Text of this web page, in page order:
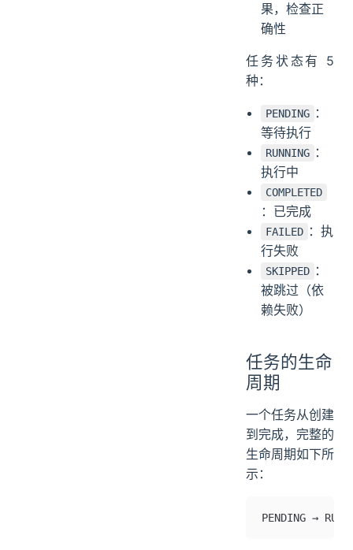
果，检查正
确性
任务状态有 5
种：
PENDING ：
等待执行
RUNNING ：
执行中
COMPLETED
：已完成
FAILED ：执
行失败
SKIPPED ：
被跳过（依
赖失败）
任务的生命
周期
一个任务从创建
到完成，完整的
生命周期如下所
示：
PENDING →